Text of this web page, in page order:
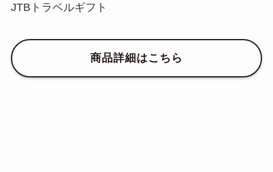
JTBトラベルギフト
商品詳細はこちら